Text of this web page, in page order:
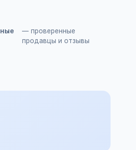
— проверенные
продавцы и отзывы